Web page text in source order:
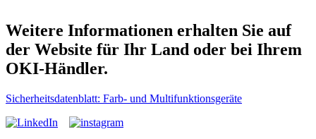
Weitere Informationen erhalten Sie auf
der Website für Ihr Land oder bei Ihrem
OKI-Händler.
Sicherheitsdatenblatt: Farb- und Multifunktionsgeräte